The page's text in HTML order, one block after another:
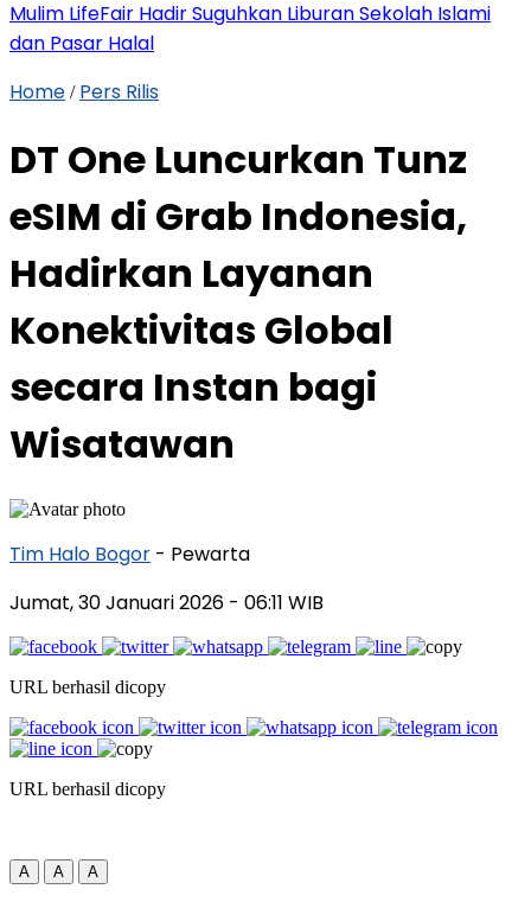
Mulim LifeFair Hadir Suguhkan Liburan Sekolah Islami
dan Pasar Halal
Home / Pers Rilis
DT One Luncurkan Tunz
eSIM di Grab Indonesia,
Hadirkan Layanan
Konektivitas Global
secara Instan bagi
Wisatawan
Tim Halo Bogor - Pewarta
Jumat, 30 Januari 2026 - 06:11 WIB
URL berhasil dicopy
URL berhasil dicopy
A A A